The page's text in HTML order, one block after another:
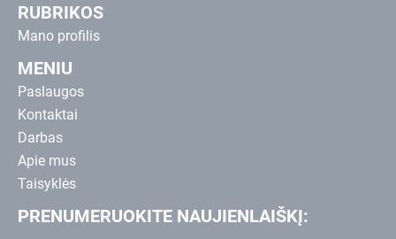
RUBRIKOS
Mano profilis
MENIU
Paslaugos
Kontaktai
Darbas
Apie mus
Taisyklės
PRENUMERUOKITE NAUJIENLAIŠKĮ: